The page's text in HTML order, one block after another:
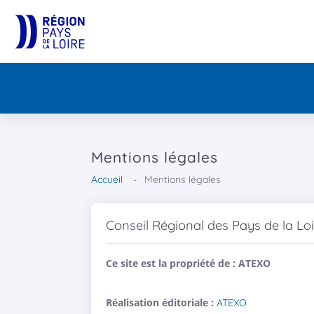
Mentions légales
Accueil Mentions légales
Conseil Régional des Pays de la
Ce site est la propriété de : ATEXO
Réalisation éditoriale : ATEXO